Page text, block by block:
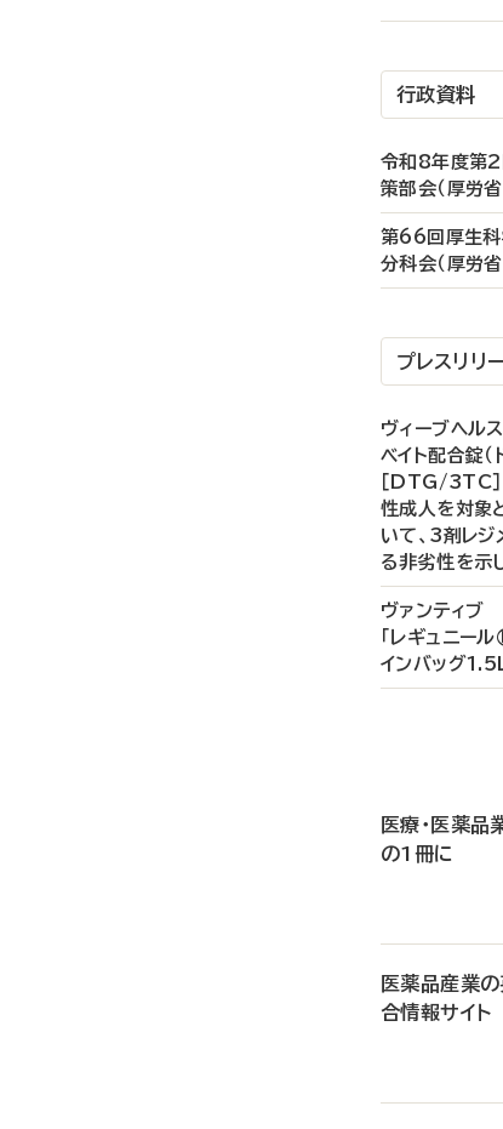
行政資料
令和8年度第2
策部会（厚労
第66回厚生科
分科会（厚労
プレスリリ
ヴィーブヘル
ベイト配合錠
［DTG/3TC
性成人を対象
いて、3剤レ
る非劣性を示
ヴァンティブ
「レギュニ
インバッグ
医療・医薬品
の1冊に
医薬品産業
合情報サイト